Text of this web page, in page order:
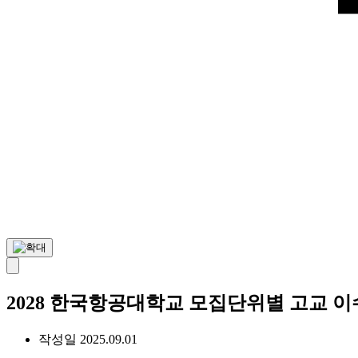
2028 한국항공대학교 모집단위별 고교
작성일 2025.09.01